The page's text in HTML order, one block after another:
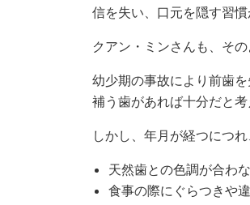
信を失い、口元を隠す習
クアン・ミンさんも、そ
幼少期の事故により前歯
補う歯があれば十分だと考
しかし、年月が経つにつ
天然歯との色調が合わな
食事の際にぐらつきや違